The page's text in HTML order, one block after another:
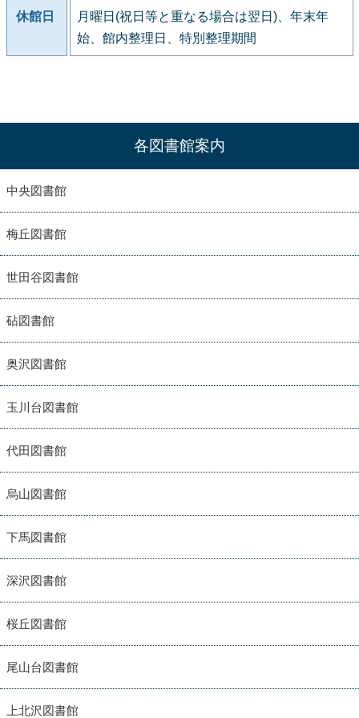
休館日
月曜日(祝日等と重なる場合は翌日)、年末年
始、館内整理日、特別整理期間
各図書館案内
中央図書館
梅丘図書館
世田谷図書館
砧図書館
奥沢図書館
玉川台図書館
代田図書館
烏山図書館
下馬図書館
深沢図書館
桜丘図書館
尾山台図書館
上北沢図書館